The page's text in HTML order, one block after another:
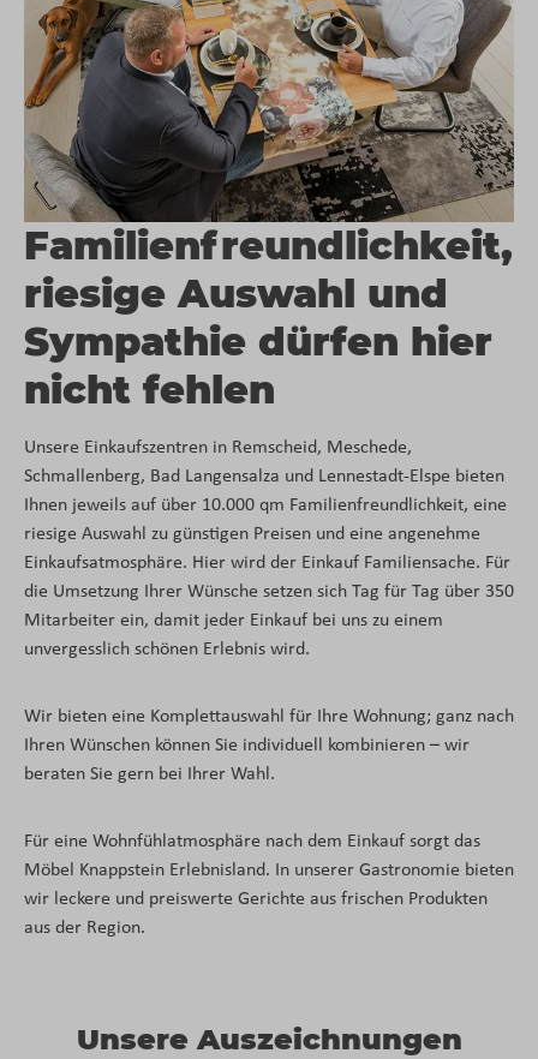
Familienfreundlichkeit,
riesige Auswahl und
Sympathie dürfen hier
nicht fehlen
Unsere Einkaufszentren in Remscheid, Meschede,
Schmallenberg, Bad Langensalza und Lennestadt-Elspe bieten
Ihnen jeweils auf über 10.000 qm Familienfreundlichkeit, eine
riesige Auswahl zu günstigen Preisen und eine angenehme
Einkaufsatmosphäre. Hier wird der Einkauf Familiensache. Für
die Umsetzung Ihrer Wünsche setzen sich Tag für Tag über 350
Mitarbeiter ein, damit jeder Einkauf bei uns zu einem
unvergesslich schönen Erlebnis wird.
Wir bieten eine Komplettauswahl für Ihre Wohnung; ganz nach
Ihren Wünschen können Sie individuell kombinieren – wir
beraten Sie gern bei Ihrer Wahl.
Für eine Wohnfühlatmosphäre nach dem Einkauf sorgt das
Möbel Knappstein Erlebnisland. In unserer Gastronomie bieten
wir leckere und preiswerte Gerichte aus frischen Produkten
aus der Region.
Unsere Auszeichnungen